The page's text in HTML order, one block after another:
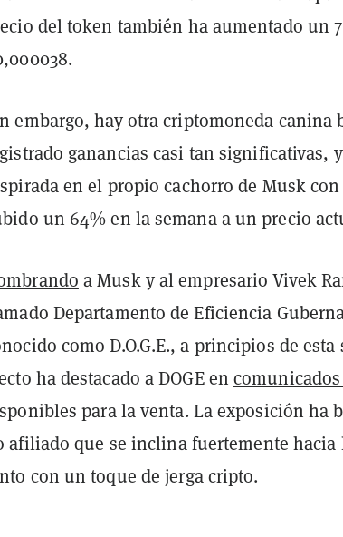
del token también ha aumentado un
embargo, hay otra criptomoneda canina
ganancias casi tan significativas,
en el propio cachorro de Musk
un 64% en la semana a un precio
a Musk y al empresario Vivek
Departamento de Eficiencia
como D.O.G.E., a principios de
ha destacado a DOGE en
para la venta. La exposición ha
afiliado que se inclina fuertemente hacia
con un toque de jerga cripto.